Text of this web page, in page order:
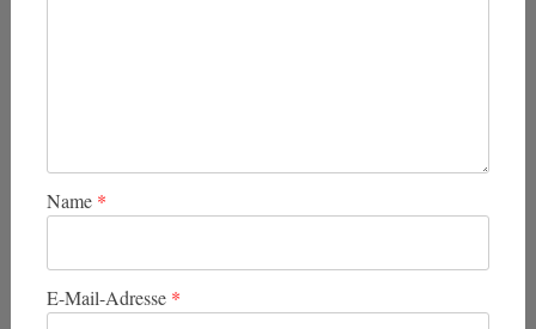
Name *
E-Mail-Adresse *